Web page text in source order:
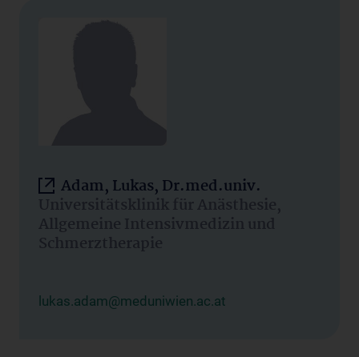
Adam, Lukas, Dr.med.univ.
Universitätsklinik für Anästhesie,
Allgemeine Intensivmedizin und
Schmerztherapie
lukas.adam@meduniwien.ac.at